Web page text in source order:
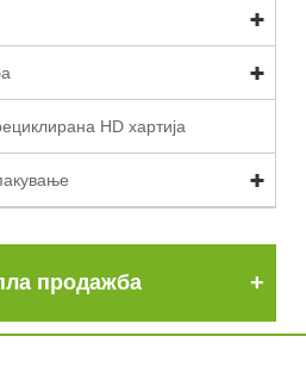
HD хартија
продажба